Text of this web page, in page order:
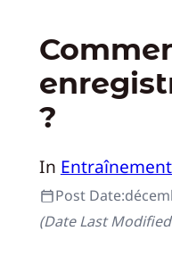
?
In
Post Date:
(Date Last